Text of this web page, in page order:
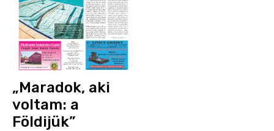
„Maradok, aki
voltam: a
Földijük”